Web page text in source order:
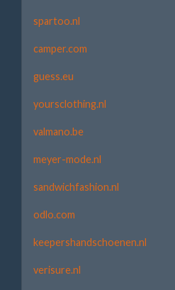
spartoo.nl
camper.com
guess.eu
yoursclothing.nl
valmano.be
meyer-mode.nl
sandwichfashion.nl
odlo.com
keepershandschoenen.nl
verisure.nl